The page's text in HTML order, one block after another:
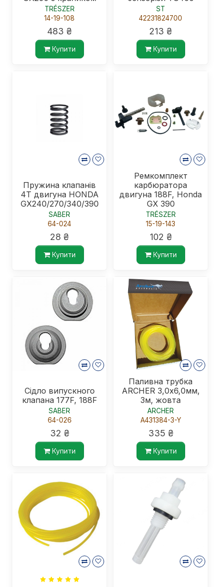
TRÉSZER
14-19-108
483 ₴
Купити
ST
42231824700
213 ₴
Купити
Пружина клапанів
4Т двигуна HONDA
GX240/270/340/390
SABER
64-024
28 ₴
Купити
Ремкомплект
карбюратора
двигуна 188F, Honda
GX 390
TRÉSZER
15-19-143
102 ₴
Купити
Сідло випускного
клапана 177F, 188F
SABER
64-026
32 ₴
Купити
Паливна трубка
ARCHER 3,0х6,0мм,
3м, жовта
ARCHER
A431384-3-Y
335 ₴
Купити